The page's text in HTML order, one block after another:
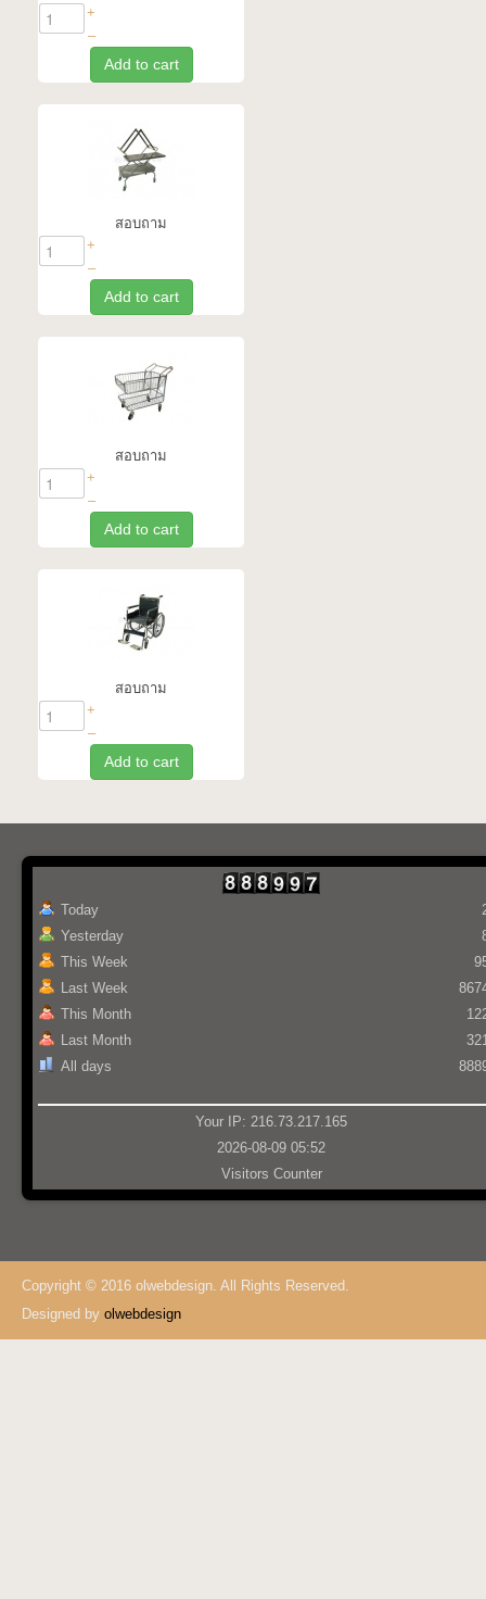
+
–
Add to cart
สอบถาม
+
–
Add to cart
สอบถาม
+
–
Add to cart
สอบถาม
+
–
Add to cart
Today
Yesterday
This Week
Last Week
This Month
Last Month
All days
Your IP: 216.73.217.165
2026-08-09 05:52
Visitors Counter
Copyright © 2016 olwebdesign. All Rights Reserved.
Designed by olwebdesign